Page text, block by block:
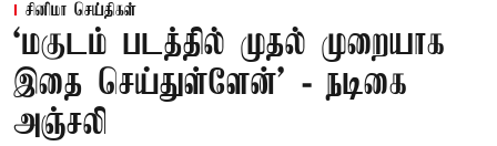
சினிமா செய்திகள்
‘மகுடம் படத்தில் முதல் முறையாக
இதை செய்துள்ளேன்’ - நடிகை
அஞ்சலி